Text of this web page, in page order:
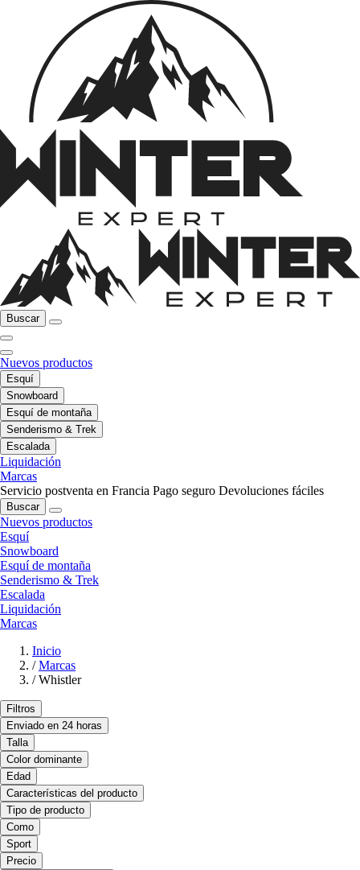
Buscar
Nuevos productos
Esquí
Snowboard
Esquí de montaña
Senderismo & Trek
Escalada
Liquidación
Marcas
Servicio postventa en Francia Pago seguro Devoluciones fáciles
Buscar
Nuevos productos
Esquí
Snowboard
Esquí de montaña
Senderismo & Trek
Escalada
Liquidación
Marcas
Inicio
/ Marcas
/ Whistler
Filtros
Enviado en 24 horas
Talla
Color dominante
Edad
Características del producto
Tipo de producto
Como
Sport
Precio